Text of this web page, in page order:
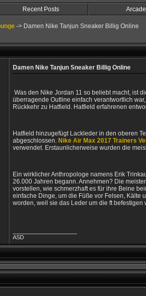
Recent Posts Arcade
-> Damen Nike Tanjun Sneaker Billig Online
Damen Nike Tanjun Sneaker Billig Online
Was den Nike Jordan 11 so beliebt macht, ist
überragende Outline einfach verantwortlich
Rückkehr zu Hatfield. Hatfield erfahrenen
Hatfield hinzugefügt Lackleder in den oberen
abgeschlossen. Nike Air Max 2017 Trainers
verwendet. Erstaunlicherweise wurden die
Ein wirklicher Anthropologe namens Erik
26.000 Jahren begann. Annehmen? Die
vorstellen, wie schmerzhaft es für ihre Beine
einfache Dinge, um die Füße vor Felsen, Kälte
worden, weil sie das Leder um die ft
ASD